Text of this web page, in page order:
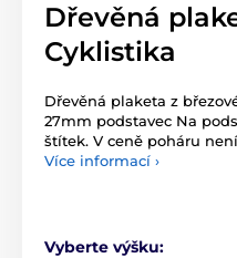
Dřevěná
Cyklistika
Dřevěná plaketa z
27mm podstavec Na
štítek. V ceně poháru
Více informací ›
Vyberte výšku: